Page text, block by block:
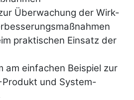
Überwachung der Wirk­
praktischen Einsatz der
am einfachen Beispiel zur
und System-